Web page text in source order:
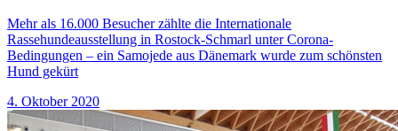
Mehr als 16.000 Besucher zählte die Internationale
Rassehundeausstellung in Rostock-Schmarl unter Corona-
Bedingungen – ein Samojede aus Dänemark wurde zum schönsten
Hund gekürt
4. Oktober 2020